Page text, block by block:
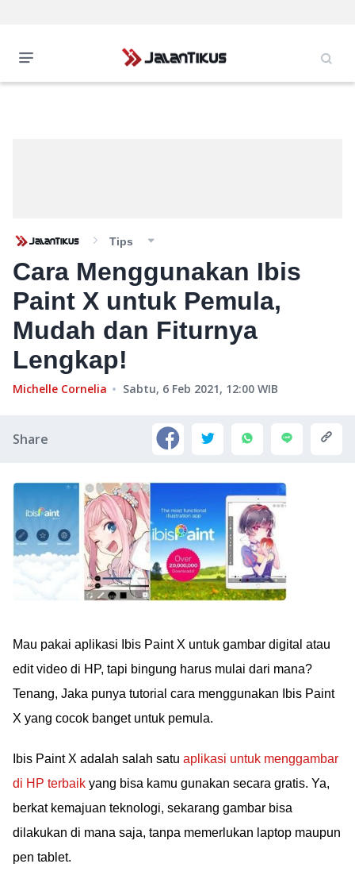
Tips
Cara Menggunakan Ibis
Paint X untuk Pemula,
Mudah dan Fiturnya
Lengkap!
Michelle Cornelia Sabtu, 6 Feb 2021, 12:00 WIB
Share
Mau pakai aplikasi Ibis Paint X untuk gambar digital atau
edit video di HP, tapi bingung harus mulai dari mana?
Tenang, Jaka punya tutorial cara menggunakan Ibis Paint
X yang cocok banget untuk pemula.
Ibis Paint X adalah salah satu aplikasi untuk menggambar
di HP terbaik yang bisa kamu gunakan secara gratis. Ya,
berkat kemajuan teknologi, sekarang gambar bisa
dilakukan di mana saja, tanpa memerlukan laptop maupun
pen tablet.